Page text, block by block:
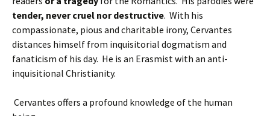
tender, never cruel nor destructive. With his
compassionate, pious and charitable irony, Cervantes
distances himself from inquisitorial dogmatism and
fanaticism of his day. He is an Erasmist with an anti-
inquisitional Christianity.
Cervantes offers a profound knowledge of the human